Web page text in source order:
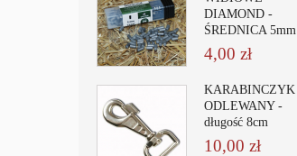
DIAMOND -
ŚREDNICA 5mm
4,00 zł
KARABIŃCZYK
ODLEWANY -
długość 8cm
10,00 zł